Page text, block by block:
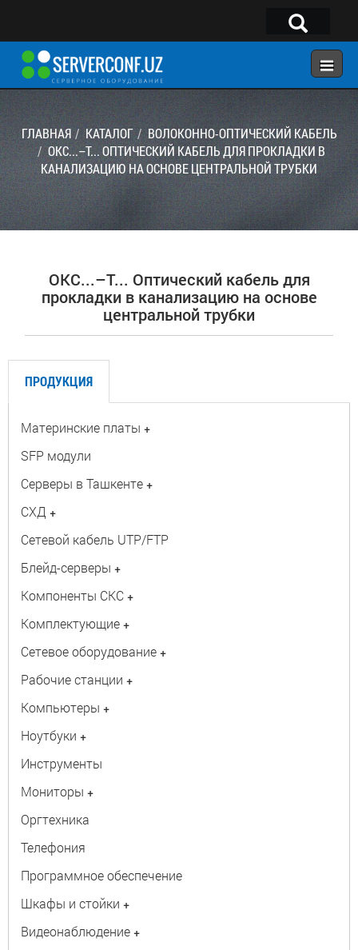
×
ГЛАВНАЯ
КОНФИГУРАТОР
КАТАЛОГ
УСЛУГИ
КОНТАКТЫ
Telegram:@serverconf_uz
Тел: (90) 932-18-00
ГЛАВНАЯ КАТАЛОГ
ВОЛОКОННО-ОПТИЧЕСКИЙ КАБЕЛЬ
ОКС...–Т... ОПТИЧЕСКИЙ КАБЕЛЬ ДЛЯ ПРОКЛАДКИ В
КАНАЛИЗАЦИЮ НА ОСНОВЕ ЦЕНТРАЛЬНОЙ ТРУБКИ
ОКС...–Т... Оптический кабель для
прокладки в канализацию на основе
центральной трубки
ПРОДУКЦИЯ
Материнские платы +
SFP модули
Серверы в Ташкенте +
СХД +
Сетевой кабель UTP/FTP
Блейд-серверы +
Компоненты СКС +
Комплектующие +
Сетевое оборудование +
Рабочие станции +
Компьютеры +
Ноутбуки +
Инструменты
Мониторы +
Оргтехника
Телефония
Программное обеспечение
Шкафы и стойки +
Видеонаблюдение +